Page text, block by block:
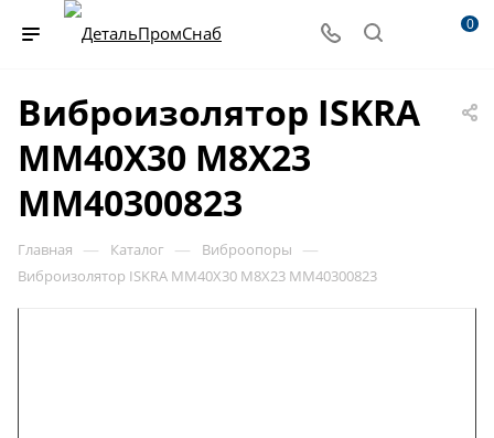
0
Виброизолятор ISKRA
MM40X30 M8X23
MM40300823
Главная — Каталог — Виброопоры —
Виброизолятор ISKRA MM40X30 M8X23 MM40300823